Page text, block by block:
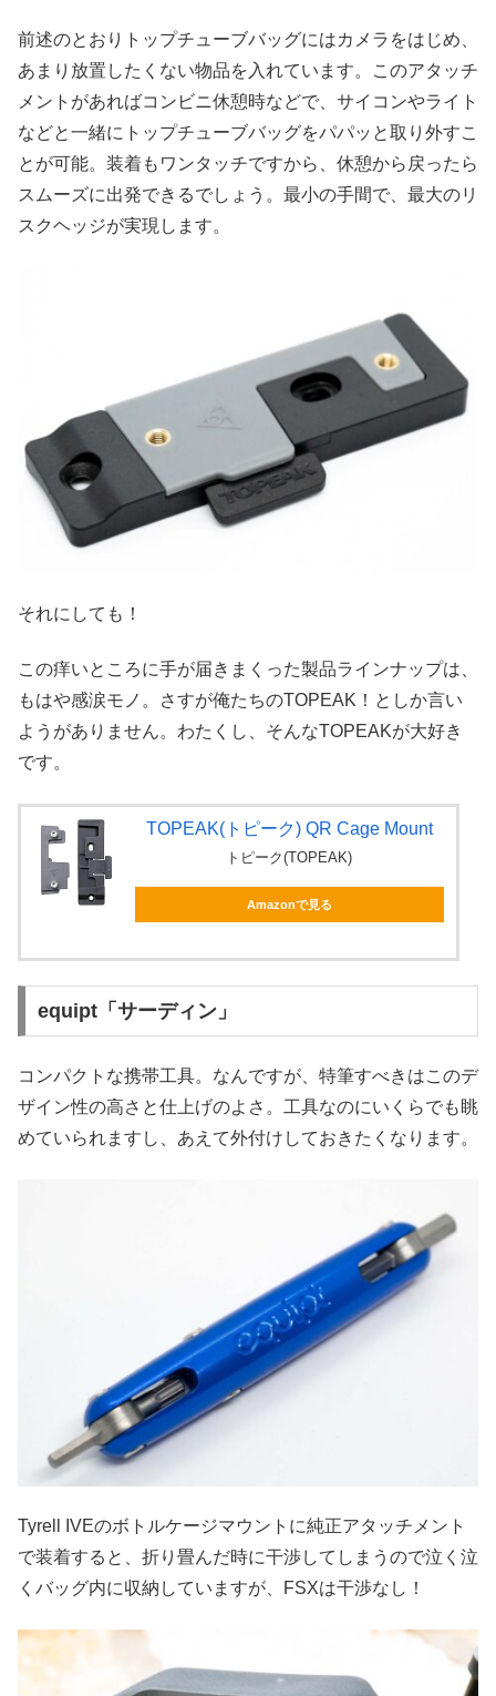
前述のとおりトップチューブバッグにはカメラをはじめ、
あまり放置したくない物品を入れています。このアタッチ
メントがあればコンビニ休憩時などで、サイコンやライト
などと一緒にトップチューブバッグをパパッと取り外すこ
とが可能。装着もワンタッチですから、休憩から戻ったら
スムーズに出発できるでしょう。最小の手間で、最大のリ
スクヘッジが実現します。
それにしても！
この痒いところに手が届きまくった製品ラインナップは、
もはや感涙モノ。さすが俺たちのTOPEAK！としか言い
ようがありません。わたくし、そんなTOPEAKが大好き
です。
TOPEAK(トピーク) QR Cage Mount
トピーク(TOPEAK)
Amazonで見る
equipt「サーディン」
コンパクトな携帯工具。なんですが、特筆すべきはこのデ
ザイン性の高さと仕上げのよさ。工具なのにいくらでも眺
めていられますし、あえて外付けしておきたくなります。
Tyrell IVEのボトルケージマウントに純正アタッチメント
で装着すると、折り畳んだ時に干渉してしまうので泣く泣
くバッグ内に収納していますが、FSXは干渉なし！